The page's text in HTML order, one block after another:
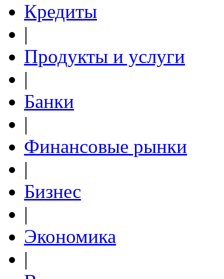
Кредиты
|
Продукты и услуги
|
Банки
|
Финансовые рынки
|
Бизнес
|
Экономика
|